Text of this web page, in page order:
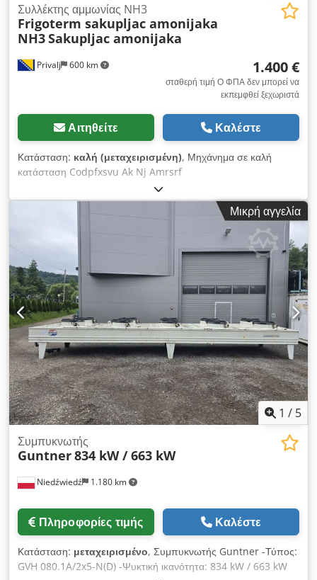
Privalj 600 km
Συλλέκτης αμμωνίας NH3
Frigoterm sakupljac amonijaka
NH3Sakupljac amonijaka
1.400 €
σταθερή τιμή Ο ΦΠΑ δεν μπορεί να
εκπεμφθεί ξεχωριστά
Αιτηθείτε Καλέστε
Κατάσταση: καλή (μεταχειρισμένη), Μηχάνημα σε καλή
κατάσταση Codpfxsvu Ak Nj Amrsrf
Μικρή αγγελία
1 / 5
Niedźwiedź 1.180 km
Συμπυκνωτής
Guntner834 kW / 663 kW
Πληροφορίες τιμής Καλέστε
Κατάσταση: μεταχειρισμένο, Συμπυκνωτής Guntner -Τύπος:
GVH 080.1A/2x5-N(D) -Ψυκτική ικανότητα: 834 kW / 663 kW